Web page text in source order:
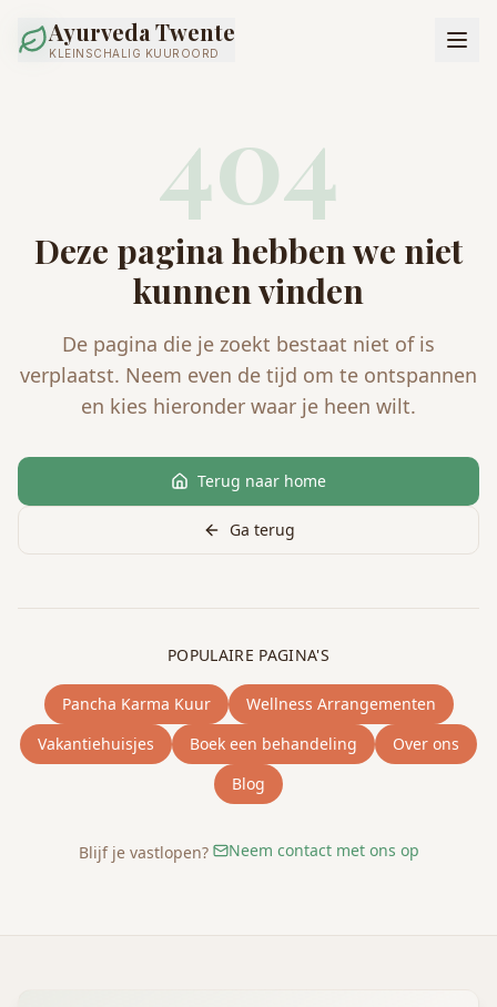
Ayurveda Twente
KLEINSCHALIG KUUROORD
404
Deze pagina hebben we niet
kunnen vinden
De pagina die je zoekt bestaat niet of is
verplaatst. Neem even de tijd om te ontspannen
en kies hieronder waar je heen wilt.
Terug naar home
Ga terug
POPULAIRE PAGINA'S
Pancha Karma Kuur
Wellness Arrangementen
Vakantiehuisjes
Boek een behandeling
Over ons
Blog
Blijf je vastlopen? Neem contact met ons op